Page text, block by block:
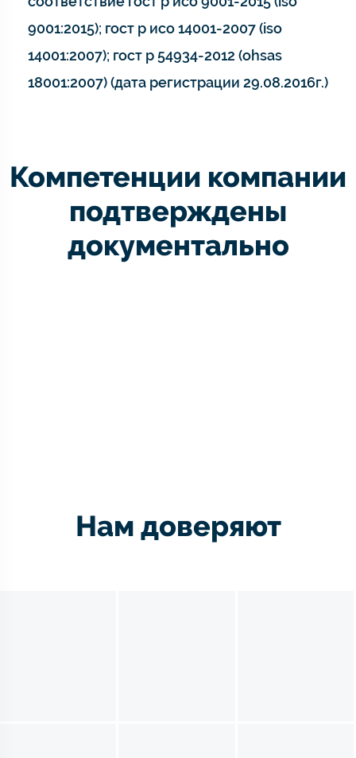
9001:2015); гост р исо 14001-2007 (iso
14001:2007); гост р 54934-2012 (ohsas
18001:2007) (дата регистрации 29.08.2016г.)
Компетенции компании
подтверждены
документально
Нам доверяют